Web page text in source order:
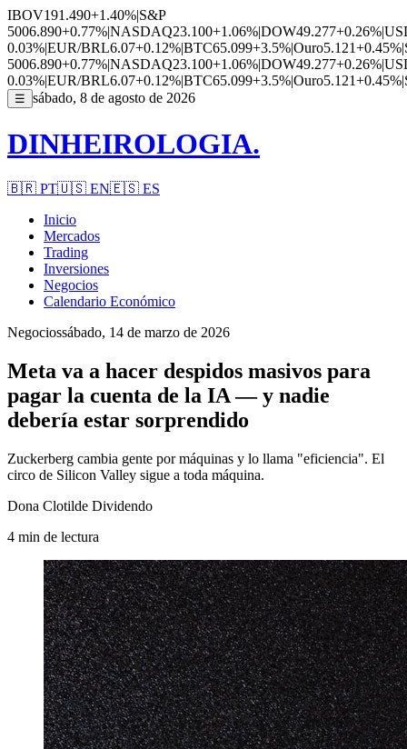
IBOV191.490+1.40%|S&P
5006.890+0.77%|NASDAQ23.100+1.06%|DOW49.277+0.26%|
0.03%|EUR/BRL6.07+0.12%|BTC65.099+3.5%|Ouro5.121+0.45%|
5006.890+0.77%|NASDAQ23.100+1.06%|DOW49.277+0.26%|
0.03%|EUR/BRL6.07+0.12%|BTC65.099+3.5%|Ouro5.121+0.45%|
☰ sábado, 8 de agosto de 2026
DINHEIROLOGIA.
🇧🇷 PT🇺🇸 EN🇪🇸 ES
Inicio
Mercados
Trading
Inversiones
Negocios
Calendario Económico
Negociossábado, 14 de marzo de 2026
Meta va a hacer despidos masivos para
pagar la cuenta de la IA — y nadie
debería estar sorprendido
Zuckerberg cambia gente por máquinas y lo llama "eficiencia". El
circo de Silicon Valley sigue a toda máquina.
Dona Clotilde Dividendo
4 min de lectura